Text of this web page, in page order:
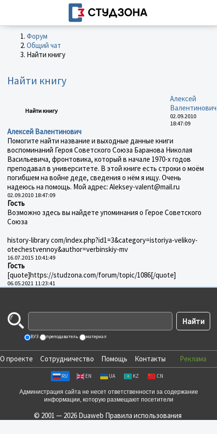
Форум
Общий чат
Найти книгу
Найти книгу
Найти книгу
Алексей
Валентинович
02.09.2010
18:47:09
Алексей Валентинович
Помогите найти название и выходные данные книги
воспоминаний Героя Советского Союза Баранова Николая
Васильевича, фронтовика, который в начале 1970-х годов
преподавал в университете. В этой книге есть строки о моём
погибшем на войне деде, сведения о нём я ищу. Очень
надеюсь на помощь. Мой адрес: Aleksey-valent@mail.ru
02.09.2010 18:47:09
Гость
Возможно здесь вы найдете упоминания о Герое Советского
Союза
history-library com/index.php?id1=3&category=istoriya-velikoy-
otechestvennoy&author=verbinskiy-mv
16.07.2015 10:41:49
Гость
[quote]https://studzona.com/forum/topic/1086[/quote]
06.05.2021 11:23:41
ВУЗ преподаватель материал
О проекте Сотрудничество Помощь Контакты Реклама
RU EN UA KZ CN
Администрация сайта не несет ответственности за содержание
информации, которую размещают посетители
© 2001 — 2026 Duaweb Правила использования